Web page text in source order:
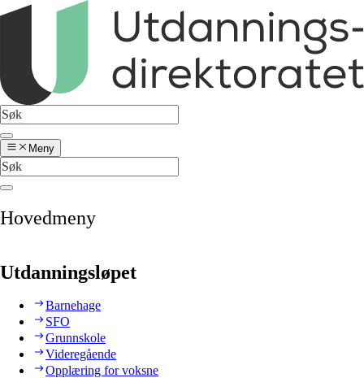
Meny
Hovedmeny
Utdanningsløpet
Barnehage
SFO
Grunnskole
Videregående
Opplæring for voksne